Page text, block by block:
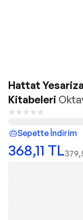
Hattat
Kitabeleri
Sepette İndirim
368,11 TL